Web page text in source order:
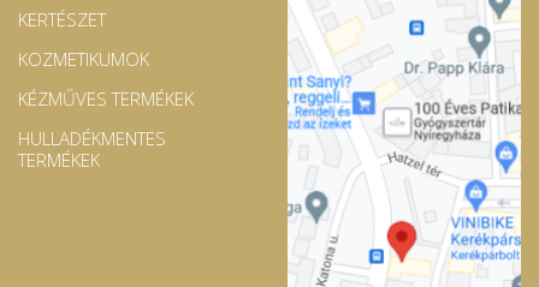
KERTÉSZET
KOZMETIKUMOK
KÉZMŰVES TERMÉKEK
HULLADÉKMENTES
TERMÉKEK